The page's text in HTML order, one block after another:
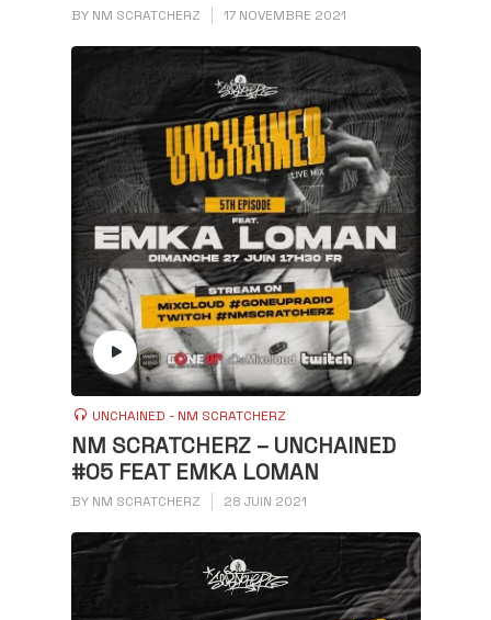
BY NM SCRATCHERZ 17 NOVEMBRE 2021
UNCHAINED - NM SCRATCHERZ
NM SCRATCHERZ – UNCHAINED
#05 FEAT EMKA LOMAN
BY NM SCRATCHERZ 28 JUIN 2021